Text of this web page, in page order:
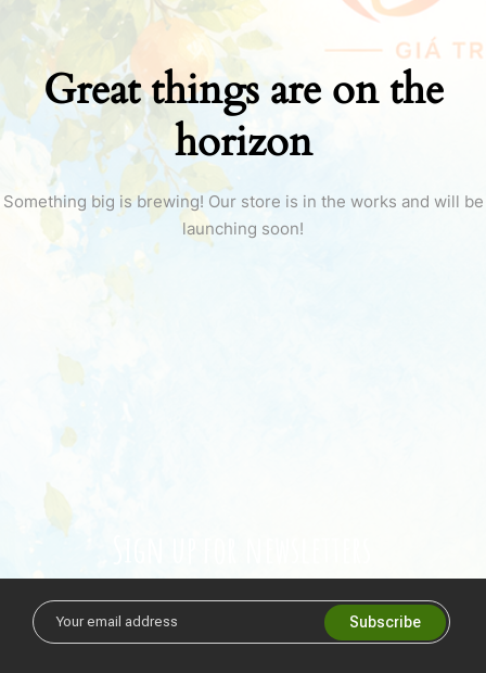
Great things are on the
horizon
Something big is brewing! Our store is in the works and will be
launching soon!